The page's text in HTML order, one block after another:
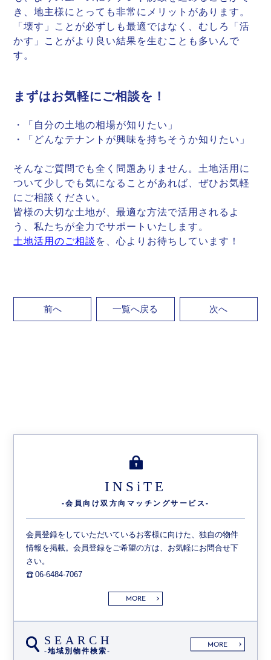
き、地主様にとっても非常にメリットがあります。
「壊す」ことが必ずしも最適ではなく、むしろ「活
かす」ことがより良い結果を生むことも多いんで
す。
まずはお気軽にご相談を！
・「自分の土地の相場が知りたい」
・「どんなテナントが興味を持ちそうか知りたい」
そんなご質問でも全く問題ありません。土地活用に
ついて少しでも気になることがあれば、ぜひお気軽
にご相談ください。
皆様の大切な土地が、最適な方法で活用されるよ
う、私たちが全力でサポートいたします。
土地活用のご相談 を、心よりお待ちしています！
前へ 一覧へ戻る 次へ
INSiTE
-会員向け双方向 マッチングサービス-
会員登録をしていただいているお客様に向けた、独自の物件
情報を掲載。会員登録をご希望の方は、お気軽にお問合せ下
さい。
06-6484-7067
MORE
SEARCH
-地域別物件検索-
MORE